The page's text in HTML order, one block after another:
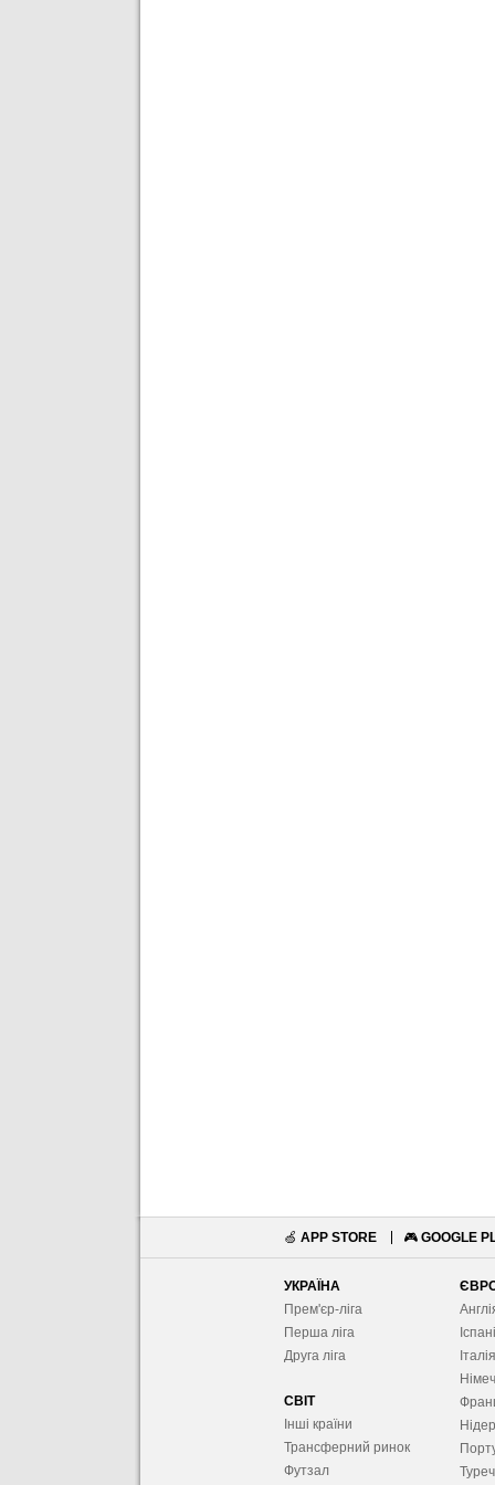
🍏 APP STORE 🎮 GOOGLE
УКРАЇНА
Прем'єр-ліга
Перша ліга
Друга ліга
СВІТ
Інші країни
Трансферний ринок
Футзал
Італія